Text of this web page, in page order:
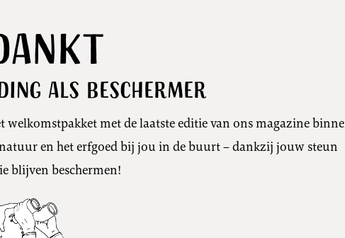
als Beschermer
welkomstpakket met de laatste editie van ons magazine
en het erfgoed bij jou in de buurt – dankzij jouw steun
blijven beschermen!